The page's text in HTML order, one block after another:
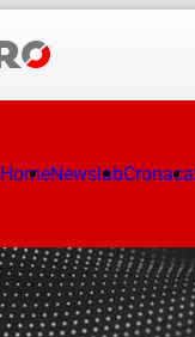
HomeNewslabCronaca